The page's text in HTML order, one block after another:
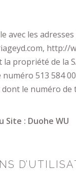
avec les
propriété de la
numéro 513 584
dont le numéro de
Site : Duohe WU